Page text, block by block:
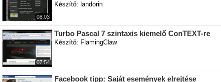
08:03
Készítő: landorin
07:54
Turbo Pascal 7 szintaxis kiemelő ConTEXT-re
Készítő: FlamingClaw
Facebook tipp: Saját események elrejtése